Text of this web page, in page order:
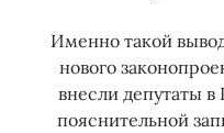
Именно такой
нового
внесли депутаты в
пояснительной